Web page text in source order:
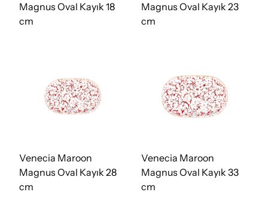
Magnus Oval Kayık 18
cm
Magnus Oval Kayık 23
cm
Venecia Maroon
Magnus Oval Kayık 28
cm
Venecia Maroon
Magnus Oval Kayık 33
cm